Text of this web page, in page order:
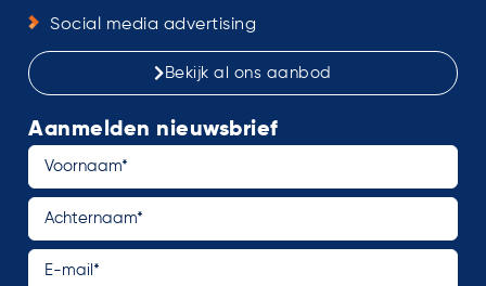
Social media advertising
Bekijk al ons aanbod
Aanmelden nieuwsbrief